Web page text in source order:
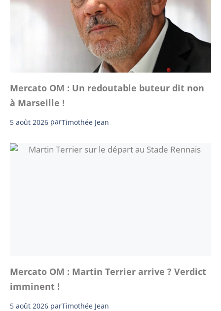
Mercato OM : Un redoutable buteur dit non
à Marseille !
5 août 2026 parTimothée Jean
Mercato OM : Martin Terrier arrive ? Verdict
imminent !
5 août 2026 parTimothée Jean